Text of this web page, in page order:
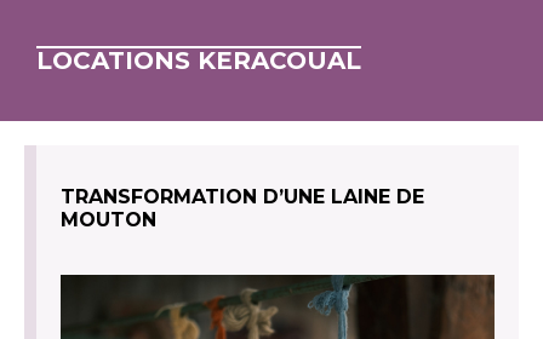
LOCATIONS KERACOUAL
TRANSFORMATION D’UNE LAINE DE
MOUTON